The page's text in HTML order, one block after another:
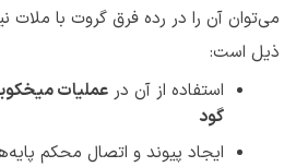
می‌توان آن را در رده فرق گروت با ملات
ذیل است:
استفاده از آن درعملیات
گود
ایجاد پیوند و اتصال محکم